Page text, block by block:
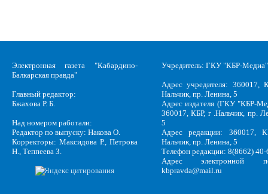
Электронная газета "Кабардино-
Балкарская правда"
Главный редактор:
Бжахова Р. Б.
Над номером работали:
Редактор по выпуску: Накова О.
Корректоры: Максидова Р., Петрова
Н., Теппеева З.
Учредитель: ГКУ "КБР-Медиа"
Адрес учредителя: 360017,
Нальчик, пр. Ленина, 5
Адрес издателя (ГКУ "КБР-
360017, КБР, г .Нальчик, пр.
5
Адрес редакции: 360017,
Нальчик, пр. Ленина, 5
Телефон редакции: 8(8662)
Адрес электронной
kbpravda@mail.ru